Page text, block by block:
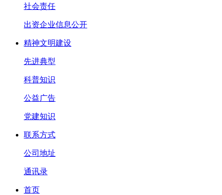
社会责任
出资企业信息公开
精神文明建设
先进典型
科普知识
公益广告
党建知识
联系方式
公司地址
通讯录
首页